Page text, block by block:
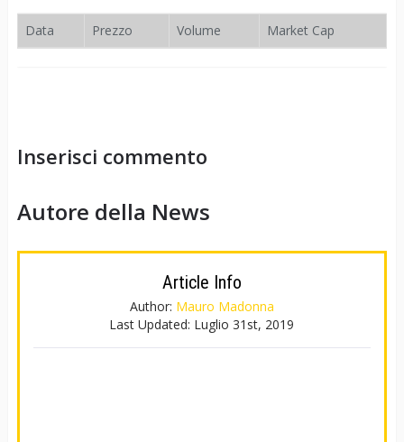
Data Prezzo Volume Market Cap
Inserisci commento
Autore della News
Article Info
Author: Mauro Madonna
Last Updated: Luglio 31st, 2019